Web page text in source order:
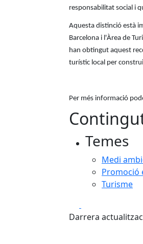
responsabilitat social i
Aquesta distinció està
Barcelona i l'Àrea de
han obtingut aquest
turístic local per
Per més informació
Temes
Medi
Promoció
Turisme
Darrera